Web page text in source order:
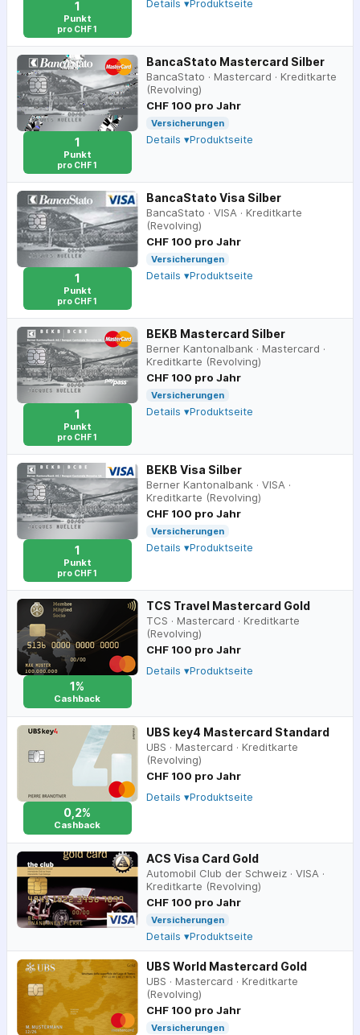
1
Punkt
pro CHF 1
Details ▾Produktseite
1
Punkt
pro CHF 1
BancaStato Mastercard Silber
BancaStato · Mastercard · Kreditkarte
(Revolving)
CHF 100 pro Jahr
Versicherungen
Details ▾Produktseite
1
Punkt
pro CHF 1
BancaStato Visa Silber
BancaStato · VISA · Kreditkarte
(Revolving)
CHF 100 pro Jahr
Versicherungen
Details ▾Produktseite
1
Punkt
pro CHF 1
BEKB Mastercard Silber
Berner Kantonalbank · Mastercard ·
Kreditkarte (Revolving)
CHF 100 pro Jahr
Versicherungen
Details ▾Produktseite
1
Punkt
pro CHF 1
BEKB Visa Silber
Berner Kantonalbank · VISA ·
Kreditkarte (Revolving)
CHF 100 pro Jahr
Versicherungen
Details ▾Produktseite
1%
Cashback
TCS Travel Mastercard Gold
TCS · Mastercard · Kreditkarte
(Revolving)
CHF 100 pro Jahr
Details ▾Produktseite
0,2%
Cashback
UBS key4 Mastercard Standard
UBS · Mastercard · Kreditkarte
(Revolving)
CHF 100 pro Jahr
Details ▾Produktseite
ACS Visa Card Gold
Automobil Club der Schweiz · VISA ·
Kreditkarte (Revolving)
CHF 100 pro Jahr
Versicherungen
Details ▾Produktseite
UBS World Mastercard Gold
UBS · Mastercard · Kreditkarte
(Revolving)
CHF 100 pro Jahr
Versicherungen